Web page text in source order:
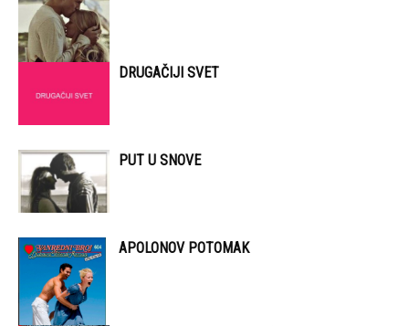
DRUGAČIJI SVET
PUT U SNOVE
APOLONOV POTOMAK